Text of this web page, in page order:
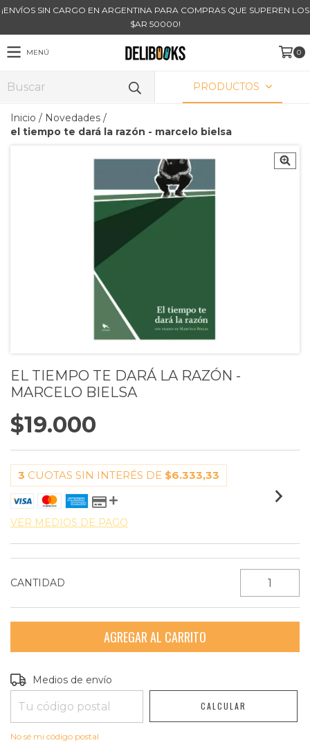
¡ENVÍOS SIN CARGO EN ARGENTINA PARA COMPRAS QUE SUPEREN LOS
$AR 50000!
MENÚ 0
PRODUCTOS
Inicio / Novedades /
el tiempo te dará la razón - marcelo bielsa
EL TIEMPO TE DARÁ LA RAZÓN -
MARCELO BIELSA
$19.000
3 CUOTAS SIN INTERÉS DE $6.333,33
VER MEDIOS DE PAGO
CANTIDAD
Entregas para el CP:
Medios de envío
CALCULAR
No sé mi código postal